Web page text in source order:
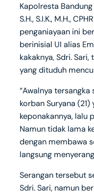
Kapolresta
S.H., S.I.K., M.H.,
penganiayaan ini
berinisial UI alias
kakaknya, Sdri.
yang dituduh
“Awalnya
korban Suryana
keponakannya, lalu
Namun tidak lama
dengan membawa
langsung
Serangan tersebut
Sdri. Sari, namun